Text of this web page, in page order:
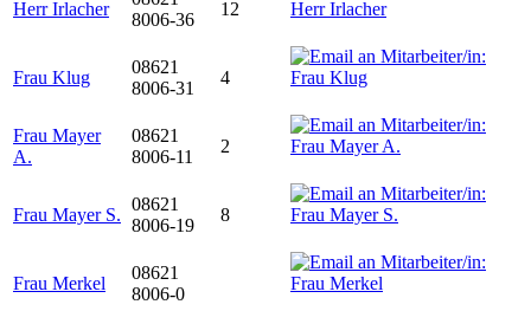
Herr Irlacher
8006-36
12
Frau Klug
08621
8006-31
4
Frau Mayer
A.
08621
8006-11
2
Frau Mayer S.
08621
8006-19
8
Frau Merkel
08621
8006-0